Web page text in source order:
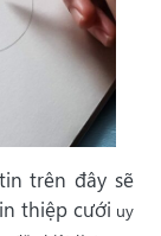
trên đây sẽ
thiệp cưới uy